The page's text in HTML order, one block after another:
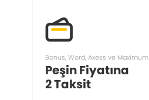
Bonus, Word, Axess ve Maximum
Peşin Fiyatına
2 Taksit